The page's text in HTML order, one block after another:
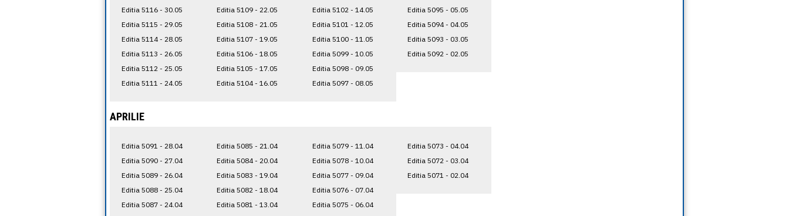
Editia 5116 - 30.05
Editia 5115 - 29.05
Editia 5114 - 28.05
Editia 5113 - 26.05
Editia 5112 - 25.05
Editia 5111 - 24.05
Editia 5109 - 22.05
Editia 5108 - 21.05
Editia 5107 - 19.05
Editia 5106 - 18.05
Editia 5105 - 17.05
Editia 5104 - 16.05
Editia 5102 - 14.05
Editia 5101 - 12.05
Editia 5100 - 11.05
Editia 5099 - 10.05
Editia 5098 - 09.05
Editia 5097 - 08.05
Editia 5095 - 05.05
Editia 5094 - 04.05
Editia 5093 - 03.05
Editia 5092 - 02.05
APRILIE
Editia 5091 - 28.04
Editia 5090 - 27.04
Editia 5089 - 26.04
Editia 5088 - 25.04
Editia 5087 - 24.04
Editia 5085 - 21.04
Editia 5084 - 20.04
Editia 5083 - 19.04
Editia 5082 - 18.04
Editia 5081 - 13.04
Editia 5079 - 11.04
Editia 5078 - 10.04
Editia 5077 - 09.04
Editia 5076 - 07.04
Editia 5075 - 06.04
Editia 5073 - 04.04
Editia 5072 - 03.04
Editia 5071 - 02.04